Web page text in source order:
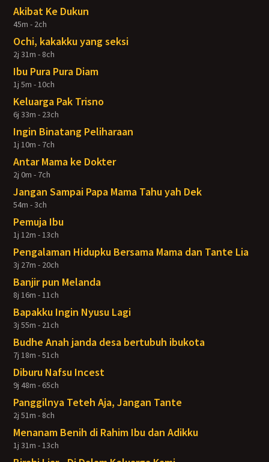
Akibat Ke Dukun
45m - 2ch
Ochi, kakakku yang seksi
2j 31m - 8ch
Ibu Pura Pura Diam
1j 5m - 10ch
Keluarga Pak Trisno
6j 33m - 23ch
Ingin Binatang Peliharaan
1j 10m - 7ch
Antar Mama ke Dokter
2j 0m - 7ch
Jangan Sampai Papa Mama Tahu yah Dek
54m - 3ch
Pemuja Ibu
1j 12m - 13ch
Pengalaman Hidupku Bersama Mama dan Tante Lia
3j 27m - 20ch
Banjir pun Melanda
8j 16m - 11ch
Bapakku Ingin Nyusu Lagi
3j 55m - 21ch
Budhe Anah janda desa bertubuh ibukota
7j 18m - 51ch
Diburu Nafsu Incest
9j 48m - 65ch
Panggilnya Teteh Aja, Jangan Tante
2j 51m - 8ch
Menanam Benih di Rahim Ibu dan Adikku
1j 31m - 13ch